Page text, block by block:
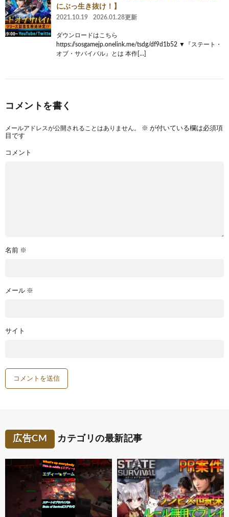
にぶっ生き抜け！】
2021.10.19 2026.01.28更新
ダウンロードはこちら
https://sosgamejp.onelink.me/tsdg/df9d1b52 ▼『ステート・
オブ・サバイバル』とは 本作[…]
コメントを書く
メールアドレスが公開されることはありません。 ※ が付いている欄は必須項
目です
コメント
名前 ※
メール ※
サイト
広告CM カテゴリの最新記事